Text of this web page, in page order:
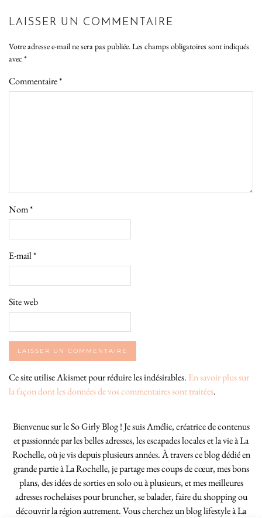
LAISSER UN COMMENTAIRE
Votre adresse e-mail ne sera pas publiée.Les champs obligatoires sont indiqués
avec *
Commentaire*
Nom*
E-mail*
Site web
Ce site utilise Akismet pour réduire les indésirables. En savoir plus sur
la façon dont les données de vos commentaires sont traitées.
Bienvenue sur le So Girly Blog ! Je suis Amélie, créatrice de contenus
et passionnée par les belles adresses, les escapades locales et la vie à La
Rochelle, où je vis depuis plusieurs années. À travers ce blog dédié en
grande partie à La Rochelle, je partage mes coups de cœur, mes bons
plans, des idées de sorties en solo ou à plusieurs, et mes meilleures
adresses rochelaises pour bruncher, se balader, faire du shopping ou
découvrir la région autrement. Vous cherchez un blog lifestyle à La